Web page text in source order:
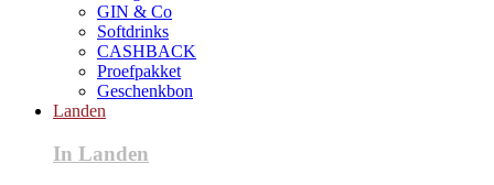
GIN & Co
Softdrinks
CASHBACK
Proefpakket
Geschenkbon
Landen
In Landen